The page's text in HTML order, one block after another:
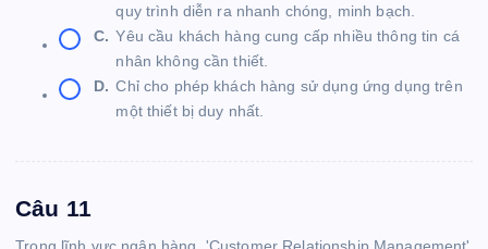
quy trình diễn ra nhanh chóng, minh bạch.
C. Yêu cầu khách hàng cung cấp nhiều thông tin cá
nhân không cần thiết.
D. Chỉ cho phép khách hàng sử dụng ứng dụng trên
một thiết bị duy nhất.
Câu 11
Trong lĩnh vực ngân hàng, 'Customer Relationship Management'